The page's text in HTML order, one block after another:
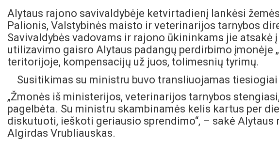
Alytaus rajono savivaldybėje ketvirtadienį lankėsi
Palionis, Valstybinės maisto ir veterinarijos tarnybos
Savivaldybės vadovams ir rajono ūkininkams jie atsakė
utilizavimo gaisro Alytaus padangų perdirbimo įmonėje
teritorijoje, kompensacijų už juos, tolimesnių tyrimų.
Susitikimas su ministru buvo transliuojamas
„Žmonės iš ministerijos, veterinarijos tarnybos
pagelbėta. Su ministru skambinamės kelis kartus per
diskutuoti, ieškoti geriausio sprendimo“, – sakė Alytaus
Algirdas Vrubliauskas.